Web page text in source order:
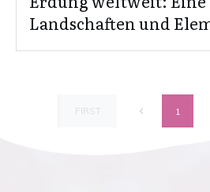
Landschaften und
FIRST 1